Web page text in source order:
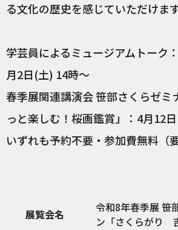
る文化の歴史を感じていただけま
学芸員によるミュージアムトーク
月2日(土) 14時～
春季展関連講演会 笹部さくらゼミ
っと楽しむ！桜画鑑賞」：4月12
いずれも予約不要・参加費無料（
展覧会名
令和8年春季展 笹
ン「さくらがり